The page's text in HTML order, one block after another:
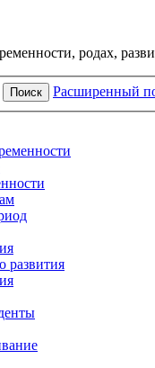
родах,
Поиск Расширенный
развития